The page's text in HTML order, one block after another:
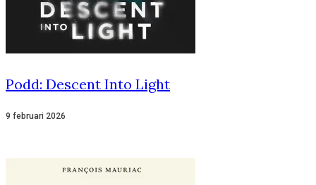
Podd: Descent Into Light
9 februari 2026